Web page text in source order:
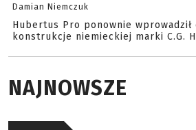
Damian Niemczuk
Hubertus Pro ponownie
konstrukcje niemieckiej marki C.G.
NAJNOWSZE